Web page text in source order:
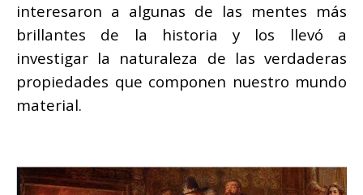
interesaron a algunas de las mentes más
brillantes de la historia y los llevó a
investigar la naturaleza de las verdaderas
propiedades que componen nuestro mundo
material.